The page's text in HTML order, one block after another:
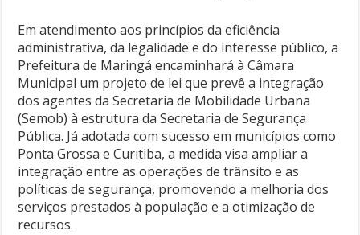
Em atendimento aos princípios da eficiência
administrativa, da legalidade e do interesse público, a
Prefeitura de Maringá encaminhará à Câmara
Municipal um projeto de lei que prevê a integração
dos agentes da Secretaria de Mobilidade Urbana
(Semob) à estrutura da Secretaria de Segurança
Pública. Já adotada com sucesso em municípios como
Ponta Grossa e Curitiba, a medida visa ampliar a
integração entre as operações de trânsito e as
políticas de segurança, promovendo a melhoria dos
serviços prestados à população e a otimização de
recursos.